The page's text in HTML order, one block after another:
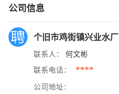
公司信息
个旧市鸡街镇兴业水厂
联系人： 何文彬
联系电话： ****
公司地址：